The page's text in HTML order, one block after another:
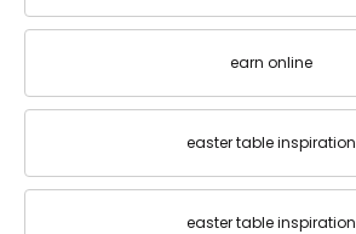
earn online
easter table inspiration
easter table inspiration